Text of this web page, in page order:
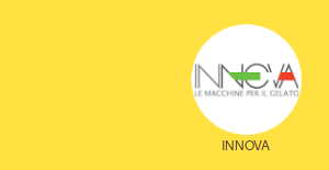
INNOVA